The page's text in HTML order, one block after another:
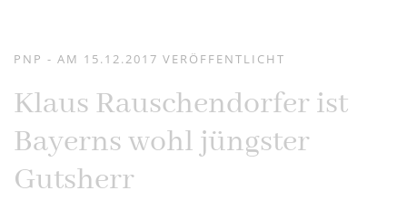
PNP - AM 15.12.2017 VERÖFFENTLICHT
Klaus Rauschendorfer ist
Bayerns wohl jüngster
Gutsherr